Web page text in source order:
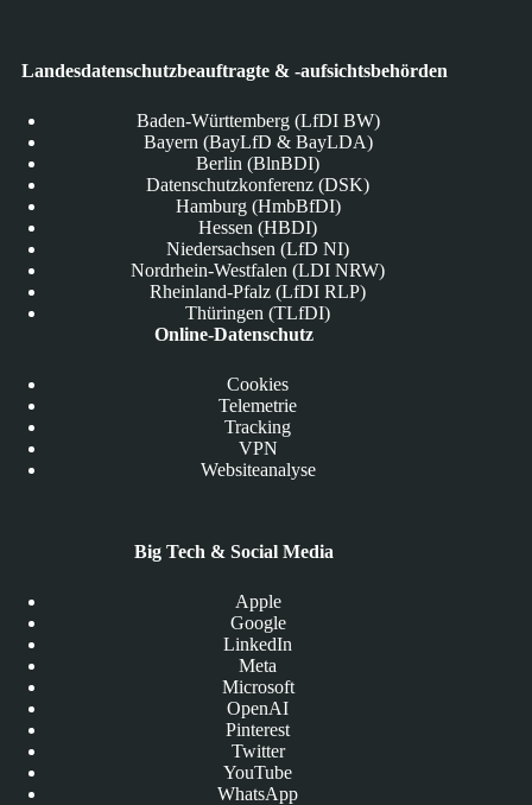
Landesdatenschutzbeauftragte & -aufsichtsbehörden
Baden-Württemberg (LfDI BW)
Bayern (BayLfD & BayLDA)
Berlin (BlnBDI)
Datenschutzkonferenz (DSK)
Hamburg (HmbBfDI)
Hessen (HBDI)
Niedersachsen (LfD NI)
Nordrhein-Westfalen (LDI NRW)
Rheinland-Pfalz (LfDI RLP)
Thüringen (TLfDI)
Online-Datenschutz
Cookies
Telemetrie
Tracking
VPN
Websiteanalyse
Big Tech & Social Media
Apple
Google
LinkedIn
Meta
Microsoft
OpenAI
Pinterest
Twitter
YouTube
WhatsApp